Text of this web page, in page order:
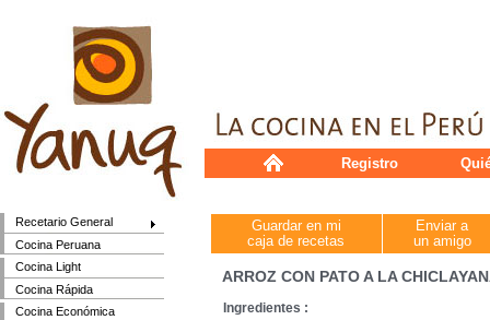
Recetario General
Cocina Peruana
Cocina Light
Cocina Rápida
Cocina Económica
Registro
Guardar en mi
caja de recetas
Enviar a
un amigo
ARROZ CON PATO A LA
Ingredientes :